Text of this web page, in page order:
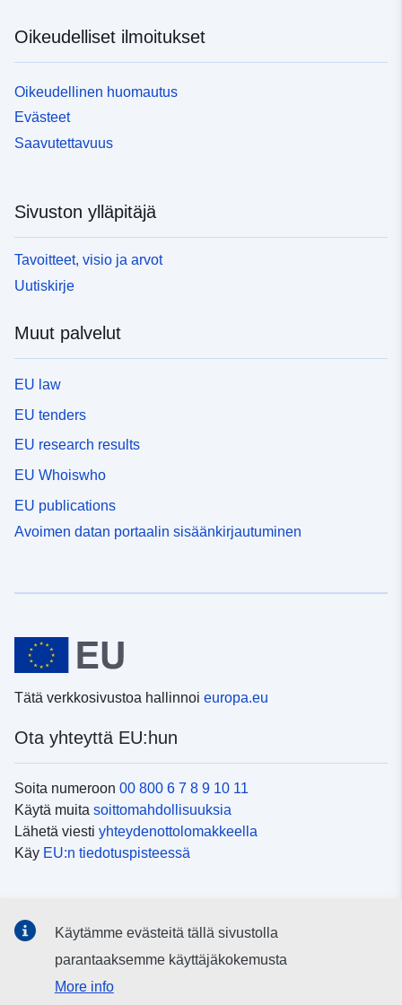
Oikeudelliset ilmoitukset
Oikeudellinen huomautus
Evästeet
Saavutettavuus
Sivuston ylläpitäjä
Tavoitteet, visio ja arvot
Uutiskirje
Muut palvelut
EU law
EU tenders
EU research results
EU Whoiswho
EU publications
Avoimen datan portaalin sisäänkirjautuminen
Tätä verkkosivustoa hallinnoi europa.eu
Ota yhteyttä EU:hun
Soita numeroon 00 800 6 7 8 9 10 11
Käytä muita soittomahdollisuuksia
Lähetä viesti yhteydenottolomakkeella
Käy EU:n tiedotuspisteessä
sosiaalisessa mediassa
Käytämme evästeitä tällä sivustolla
parantaaksemme käyttäjäkokemusta
More info